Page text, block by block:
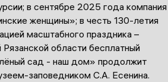
в сентябре 2025 года компания
женщины»; в честь 130-летия
масштабного праздника –
области бесплатный
сад - наш дом» продолжит
заповедником С.А. Есенина.